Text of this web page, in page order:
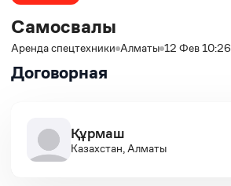
Самосвалы
Аренда спецтехники Алматы 12 Фев 10:26
Договорная
Құрмаш
Казахстан, Алматы